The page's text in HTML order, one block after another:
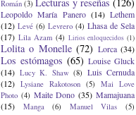
Román (3)
Leopoldo María Panero (14) Lethem
(12) Levé (6) Levrero (4) Lhasa de Sela
(17) Lila Azam (4) Lirios enloquecidos (1)
Lolita o Monelle (72) Lorca (34)
Los estómagos (65) Louise Gluck
(14) Lucy K. Shaw (8) Luis Cernuda
(12) Lysiane Rakotoson (5)
Mai Love
Photo (4) Maite Dono (35) Mamajuana
(15)
Manga (6) Manuel Vilas (5)